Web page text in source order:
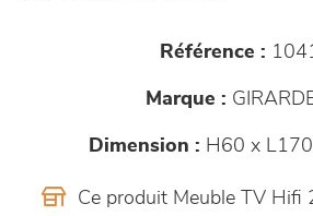
Référence :
Marque :
Dimension : H60 x
Ce produit Meuble TV Hifi